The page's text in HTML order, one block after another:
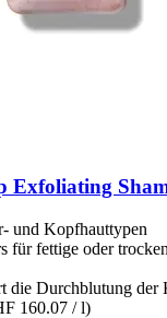
Exfoliating
und Kopfhauttypen
für fettige oder
die Durchblutung der
160.07 / l)